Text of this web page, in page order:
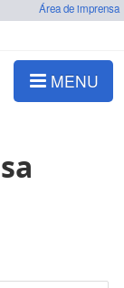
Área de imprensa
MENU